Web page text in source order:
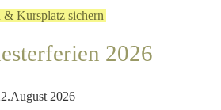
& Kursplatz sichern
2026
2026